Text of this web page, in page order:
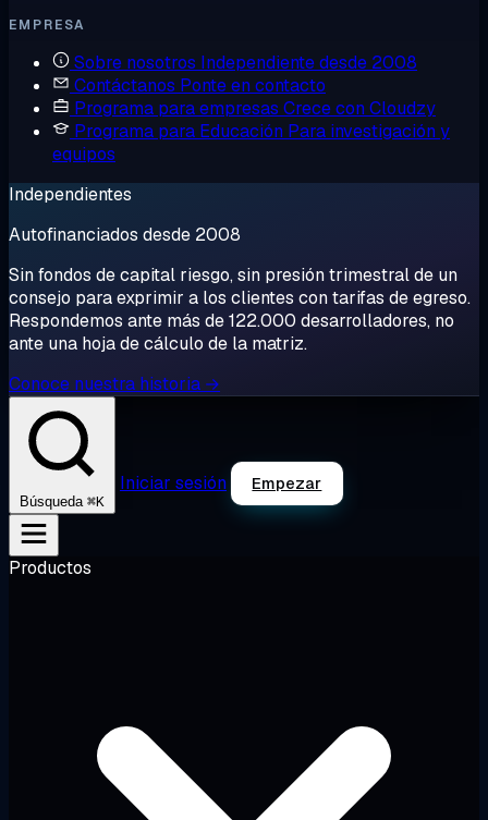
EMPRESA
Sobre nosotros Independiente desde 2008
Contáctanos Ponte en contacto
Programa para empresas Crece con Cloudzy
Programa para Educación Para investigación y
equipos
Independientes
Autofinanciados desde 2008
Sin fondos de capital riesgo, sin presión trimestral de un
consejo para exprimir a los clientes con tarifas de egreso.
Respondemos ante más de 122.000 desarrolladores, no
ante una hoja de cálculo de la matriz.
Conoce nuestra historia →
Búsqueda ⌘K
Iniciar sesión Empezar
Productos